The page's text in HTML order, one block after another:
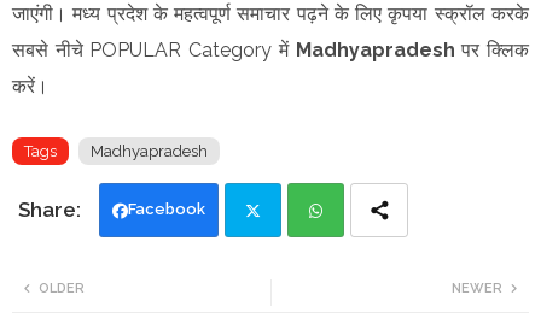
जाएंगी। मध्य प्रदेश के महत्वपूर्ण समाचार पढ़ने के लिए कृपया स्क्रॉल करके
सबसे नीचे POPULAR Category में Madhyapradeshपर क्लिक
करें।
Tags Madhyapradesh
Facebook
NEWER
OLDER